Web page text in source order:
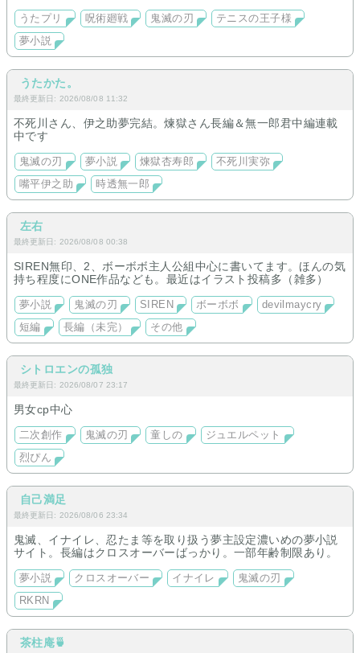
【鬼滅の刃】時透無一郎・不死川実弥
【テニスの王子様】白石
うたプリ 呪術廻戦 鬼滅の刃
テニスの王子様
夢小説
うたかた。
最終更新日: 2026/08/08 11:32
不死川さん、伊之助夢完結。煉獄さん長編＆無一郎君中編連載
中です
鬼滅の刃 夢小説 煉獄杏寿郎
不死川実弥
嘴平伊之助
時透無一郎
左右
最終更新日: 2026/08/08 00:38
SIREN無印、2、ボーボボ主人公組中心に書いてます。ほんの気
持ち程度にONE作品なども。最近はイラスト投稿多（雑多）
夢小説 鬼滅の刃 SIREN ボーボボ
devilmaycry
短編
長編（未完） その他
シトロエンの孤独
最終更新日: 2026/08/07 23:17
男女cp中心
二次創作 鬼滅の刃 童しの
ジュエルペット
烈ぴん
自己満足
最終更新日: 2026/08/06 23:34
鬼滅、イナイレ、忍たま等を取り扱う夢主設定濃いめの夢小説
サイト。長編はクロスオーバーばっかり。一部年齢制限あり。
夢小説 クロスオーバー イナイレ
鬼滅の刃
RKRN
茶柱庵🍵